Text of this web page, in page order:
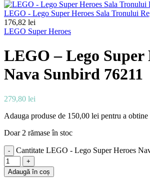
LEGO - Lego Super Heroes Sala Tronului
176,82 lei
LEGO Super Heroes
LEGO – Lego Super
Nava Sunbird 76211
279,80 lei
Adauga produse de 150,00 lei pentru a
Doar 2 rămase în stoc
Cantitate LEGO - Lego Super Heroes
Adaugă în coș